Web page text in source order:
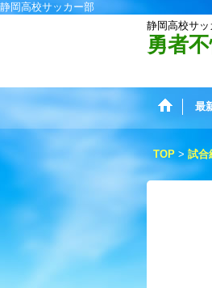
静岡高校サッカー部
静岡高校サッ
勇者
最
TOP > 試合